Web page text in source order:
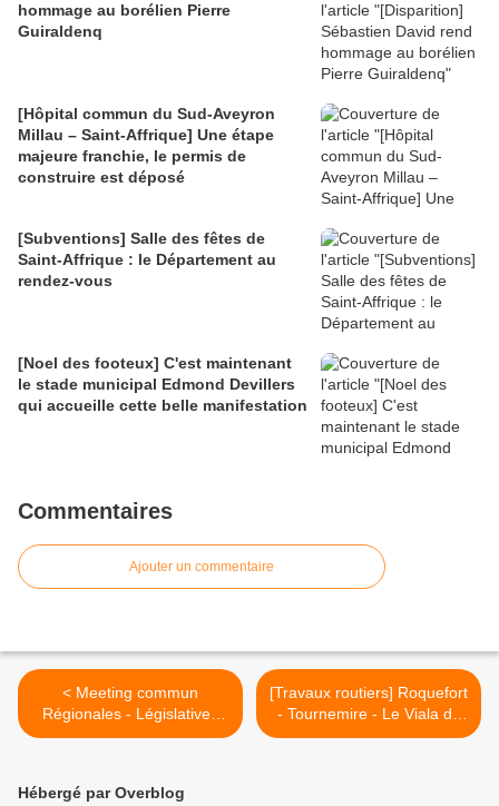
hommage au borélien Pierre
Guiraldenq
[Hôpital commun du Sud-Aveyron
Millau – Saint-Affrique] Une étape
majeure franchie, le permis de
construire est déposé
[Subventions] Salle des fêtes de
Saint-Affrique : le Département au
rendez-vous
[Noel des footeux] C'est maintenant
le stade municipal Edmond Devillers
qui accueille cette belle manifestation
Commentaires
Ajouter un commentaire
< Meeting commun
Régionales - Législatives
à...
[Travaux routiers] Roquefort
- Tournemire - Le Viala du
Pas de Jaux : d'importants
Hébergé par Overblog